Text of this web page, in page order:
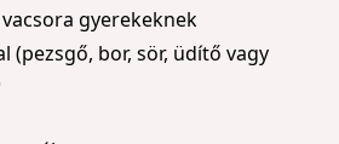
gyerekeknek
(pezsgő, bor, sör, üdítő vagy